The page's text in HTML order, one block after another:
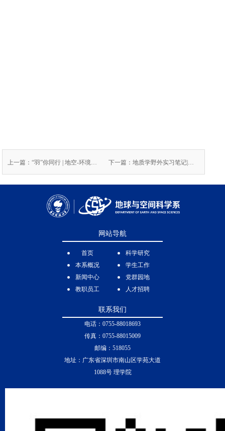
上一篇：“羽”你同行 | 地空-环境羽毛球友谊赛圆满落幕 下一篇：地质学野外实习笔记|自然博物馆，见证地球的沧海桑田
网站导航
首页
本系概况
新闻中心
教职员工
科学研究
学生工作
党群园地
人才招聘
联系我们
电话：0755-88018693
传真：0755-88015009
邮编：518055
地址：广东省深圳市南山区学苑大道
1088号 理学院